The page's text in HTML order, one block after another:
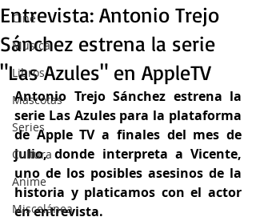
Cine
Música
Libros
Mascotas
Series
Cultura
Anime
Miscelánea
Entrevista: Antonio Trejo
Sánchez estrena la serie
"Las Azules" en AppleTV
Antonio Trejo Sánchez estrena la
serie Las Azules para la plataforma
de Apple TV a finales del mes de
julio, donde interpreta a Vicente,
uno de los posibles asesinos de la
historia y platicamos con el actor
en entrevista.